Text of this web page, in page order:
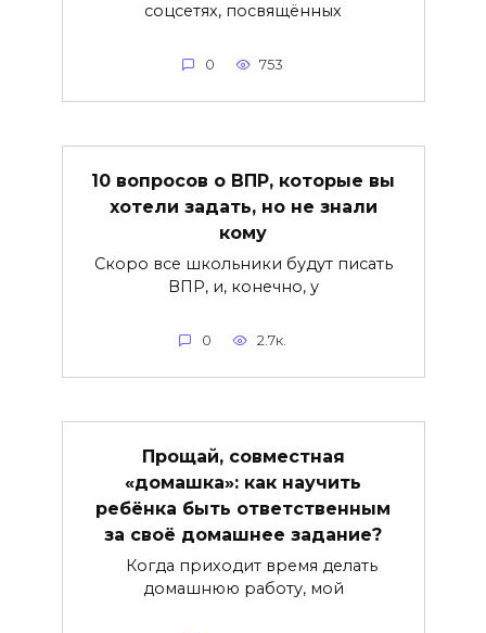
соцсетях, посвящённых
0 753
10 вопросов о ВПР, которые вы
хотели задать, но не знали
кому
Скоро все школьники будут писать
ВПР, и, конечно, у
0 2.7к.
Прощай, совместная
«домашка»: как научить
ребёнка быть ответственным
за своё домашнее задание?
Когда приходит время делать
домашнюю работу, мой